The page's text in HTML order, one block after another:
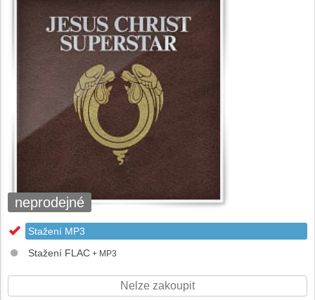
neprodejné
Stažení MP3
Stažení FLAC + MP3
Nelze zakoupit